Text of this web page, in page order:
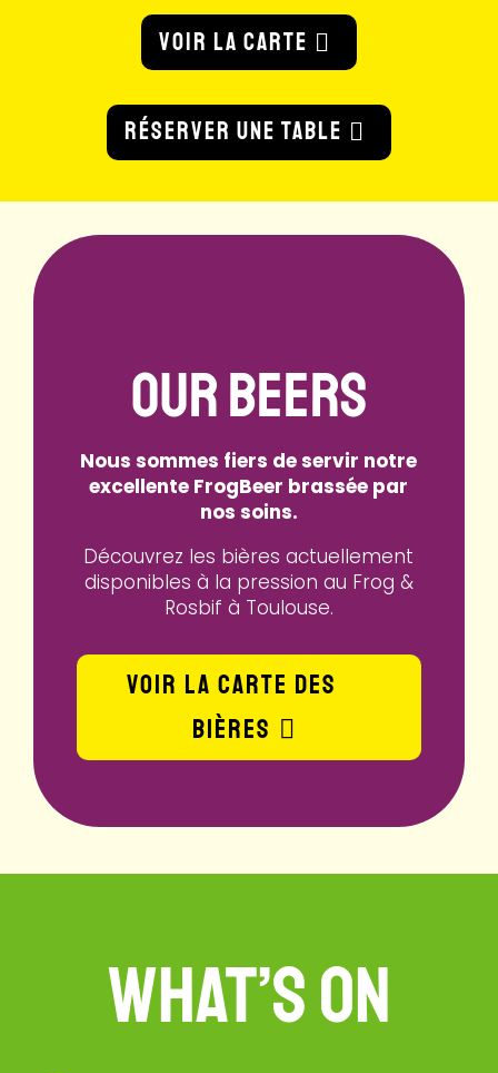
VOIR LA CARTE
RÉSERVER UNE TABLE
OUR BEERS
Nous sommes fiers de servir notre
excellente FrogBeer brassée par
nos soins.
Découvrez les bières actuellement
disponibles à la pression au Frog &
Rosbif à Toulouse.
VOIR LA CARTE DES
BIÈRES
WHAT’S ON